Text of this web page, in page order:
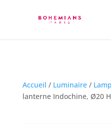
Accueil / Luminaire/
lanterne Indochine, Ø20